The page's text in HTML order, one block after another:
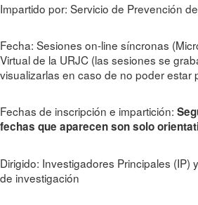
Impartido por: Servicio de Prevención
Fecha: Sesiones on-line síncronas
Virtual de la URJC (las sesiones se
visualizarlas en caso de no poder estar
Fechas de inscripción e impartición:
fechas que aparecen son solo
Dirigido: Investigadores Principales (IP)
de investigación